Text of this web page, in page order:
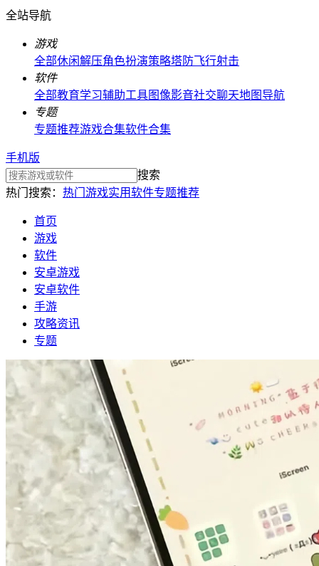
全站导航
游戏
全部休闲解压角色扮演策略塔防飞行射击
软件
全部教育学习辅助工具图像影音社交聊天地图导航
专题
专题推荐游戏合集软件合集
手机版
搜索
热门搜索： 热门游戏实用软件专题推荐
首页
游戏
软件
安卓游戏
安卓软件
手游
攻略资讯
专题